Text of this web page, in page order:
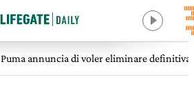
Puma annuncia di voler eliminare